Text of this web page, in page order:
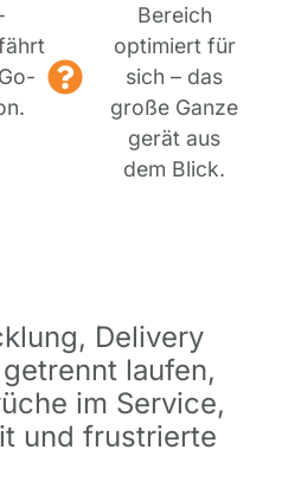
Bereich
optimiert für
sich – das
große Ganze
gerät aus
dem Blick.
Delivery
laufen,
im Service,
und frustrierte